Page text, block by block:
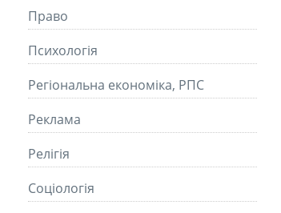
Право
Психологія
Регіональна економіка, РПС
Реклама
Релігія
Соціологія